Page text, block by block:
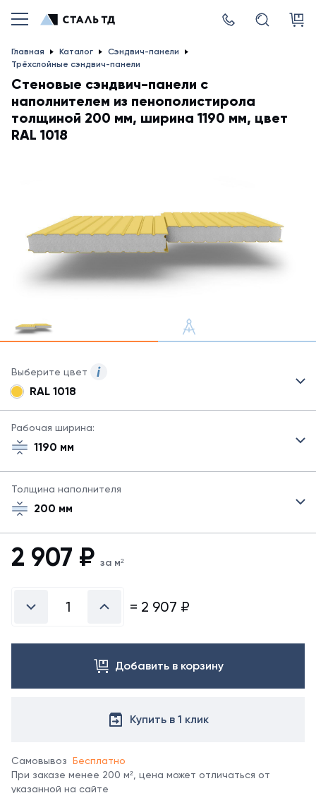
Главная Каталог
Сэндвич-панели
Трёхслойные сэндвич-панели
Стеновые сэндвич-панели с
наполнителем из пенополистирола
толщиной 200 мм, ширина 1190 мм, цвет
RAL 1018
Выберите цвет
сэндвич-
панелей
все
Для
заказа
другого
цвета
в
цветов
отображение
цвета
RAL 1018
Рабочая ширина:
1190 мм
Толщина наполнителя
200 мм
2 907 ₽ за м²
= 2 907 ₽
Добавить в корзину
Купить в 1 клик
Самовывоз Бесплатно
При заказе менее 200 м², цена может отличаться от
указанной на сайте